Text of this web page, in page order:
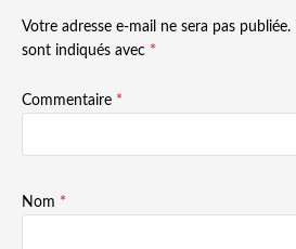
Votre adresse e-mail ne sera pas publiée.
sont indiqués avec *
Commentaire *
Nom *